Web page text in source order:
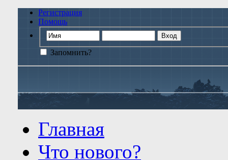
Регистрация
Помощь
Запомнить?
Главная
Что нового?